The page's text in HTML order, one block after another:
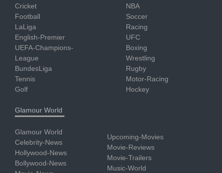
Cricket
Football
LaLiga
English-Premier
UEFA-Champions-
League
BundesLiga
Tennis
Golf
NBA
Soccer
Racing
UFC
Boxing
Wrestling
Rugby
Motor-Racing
Hockey
Glamour World
Glamour World
Celebrity-News
Hollywood-News
Bollywood-News
Upcoming-Movies
Movie-Reviews
Movie-Trailers
Music-World